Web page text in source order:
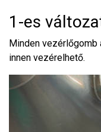
1-es
Minden vezérlőgomb
innen vezérelhető.